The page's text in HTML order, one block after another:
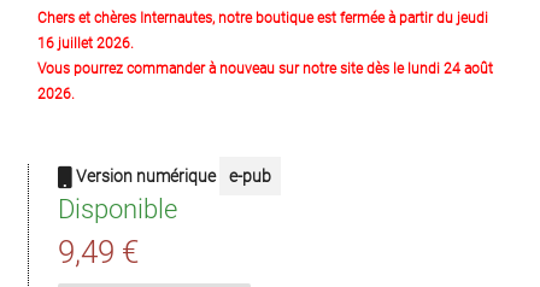
Chers et chères Internautes, notre boutique est fermée à partir du jeudi
16 juillet 2026.
Vous pourrez commander à nouveau sur notre site dès le lundi 24 août
2026.
Version numérique e-pub
Disponible
9,49 €